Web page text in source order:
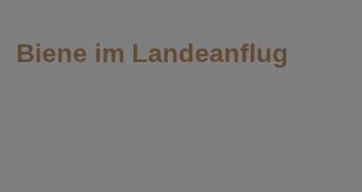
Biene im Landeanflug